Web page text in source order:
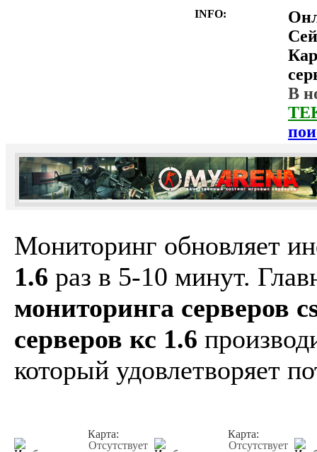
INFO:
В
Мониторинг обновляет
1.6 раз в 5-10 минут.
мониторинга серверов
серверов кс 1.6
который удовлетворяет
Карта:
Отсутствует
Карта:
Отсутствует